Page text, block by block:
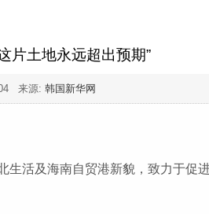
片土地永远超出预期”
来源: 韩国新华网
活及海南自贸港新貌，致力于促